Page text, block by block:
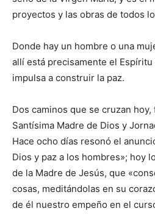
proyectos y las obras de todos
Donde hay un hombre o una
allí está precisamente el
impulsa a construir la paz.
Dos caminos que se cruzan
Santísima Madre de Dios y
Hace ocho días resonó el
Dios y paz a los hombres»; hoy
de la Madre de Jesús, que
cosas, meditándolas en su
de él nuestro empeño en el